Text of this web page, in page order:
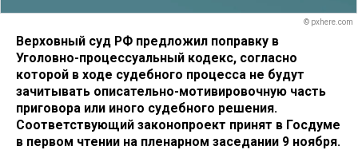
© pxhere.com
Верховный суд РФ предложил поправку в
Уголовно-процессуальный кодекс, согласно
которой в ходе судебного процесса не будут
зачитывать описательно-мотивировочную часть
приговора или иного судебного решения.
Соответствующий законопроект принят в Госдуме
в первом чтении на пленарном заседании 9 ноября.